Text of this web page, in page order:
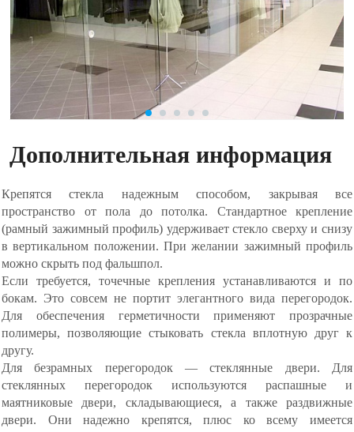
Дополнительная информация
Крепятся стекла надежным способом, закрывая все
пространство от пола до потолка. Стандартное крепление
(рамный зажимный профиль) удерживает стекло сверху и снизу
в вертикальном положении. При желании зажимный профиль
можно скрыть под фальшпол.
Если требуется, точечные крепления устанавливаются и по
бокам. Это совсем не портит элегантного вида перегородок.
Для обеспечения герметичности применяют прозрачные
полимеры, позволяющие стыковать стекла вплотную друг к
другу.
Для безрамных перегородок — стеклянные двери. Для
стеклянных перегородок используются распашные и
маятниковые двери, складывающиеся, а также раздвижные
двери. Они надежно крепятся, плюс ко всему имеется